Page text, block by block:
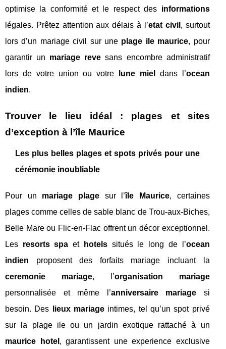
optimise la conformité et le respect des informations
légales. Prêtez attention aux délais à l’etat civil , surtout
lors d’un mariage civil sur une plage ile maurice, pour
garantir un mariage reve sans encombre administratif
lors de votre union ou votre
lune miel dans l’ocean
indien.
Trouver le lieu idéal : plages et sites
d’exception à l’île Maurice
Les plus belles plages et spots privés pour une
cérémonie inoubliable
Pour un mariage plagesur l’île Maurice, certaines
plages comme celles de sable blanc de Trou-aux-Biches,
Belle Mare ou Flic-en-Flac offrent un décor exceptionnel.
Les resorts spa et hotelssitués le long de l’ocean
indien proposent des forfaits mariage incluant la
ceremonie mariage, l’organisation mariage
personnalisée et même l’anniversaire mariage si
besoin. Des
lieux mariageintimes, tel qu’un spot privé
sur la plage ile ou un jardin exotique rattaché à un
maurice hotel , garantissent une experience exclusive